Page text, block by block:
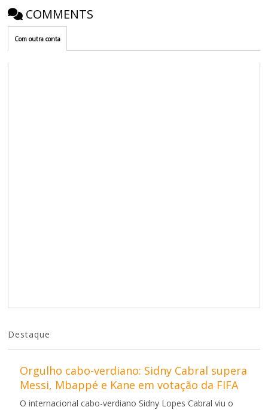
COMMENTS
Com outra conta
Destaque
Orgulho cabo-verdiano: Sidny Cabral supera
Messi, Mbappé e Kane em votação da FIFA
O internacional cabo-verdiano Sidny Lopes Cabral viu o